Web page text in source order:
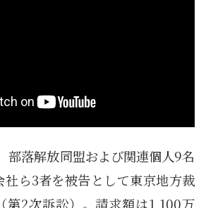
部落解放同盟および関連個人9名
社ら3者を被告として東京地方裁
第2次訴訟）。請求額は1,100万